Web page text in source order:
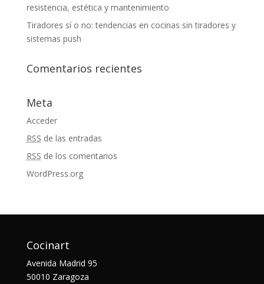
resistencia, estética y mantenimiento
Tiradores sí o no: tendencias en cocinas sin tiradores y
sistemas push
Comentarios recientes
Meta
Acceder
RSS de las entradas
RSS de los comentarios
WordPress.org
Cocinart
Avenida Madrid 95
50010 Zaragoza